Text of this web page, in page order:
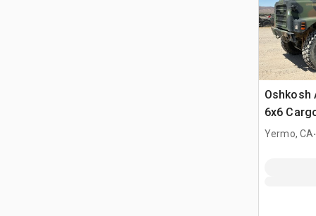
Oshkosh
6x6
Yermo, CA.